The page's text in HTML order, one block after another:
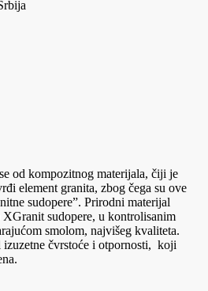
od kompozitnog materijala, čiji je
element granita, zbog čega su ove
sudopere”. Prirodni materijal
sudopere, u kontrolisanim
smolom, najvišeg kvaliteta.
čvrstoće i otpornosti, koji